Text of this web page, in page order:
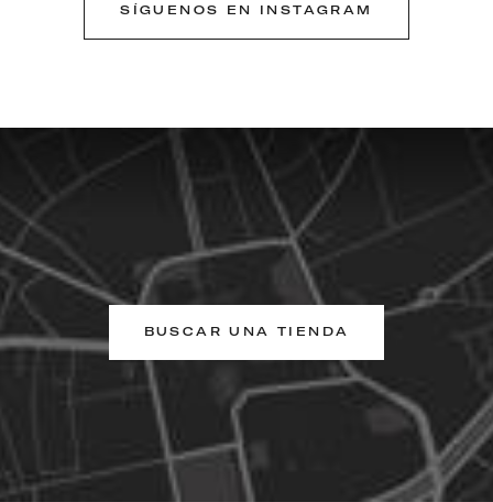
SÍGUENOS EN INSTAGRAM
BUSCAR UNA TIENDA